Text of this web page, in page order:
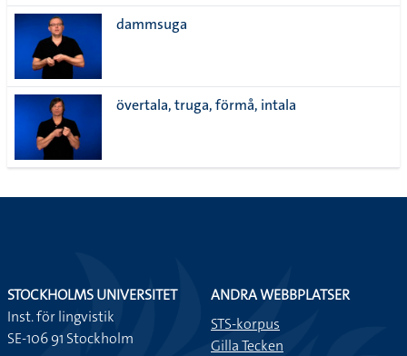
dammsuga
övertala, truga, förmå, intala
STOCKHOLMS UNIVERSITET
Inst. för lingvistik
SE-106 91 Stockholm
ANDRA WEBBPLATSER
STS-korpus
Gilla Tecken